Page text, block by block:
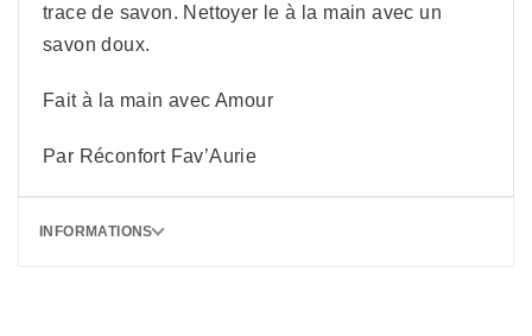
trace de savon. Nettoyer le à la main avec un
savon doux.
Fait à la main avec Amour
Par Réconfort Fav’Aurie
INFORMATIONS